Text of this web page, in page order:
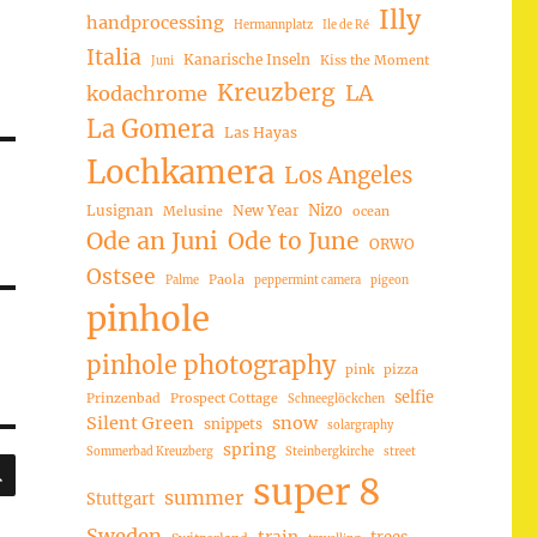
SUCHEN
handprocessing Hermannplatz Ile de Ré Illy
Italia Juni Kanarische Inseln Kiss the Moment
kodachrome Kreuzberg LA
La Gomera Las Hayas
Lochkamera Los Angeles
Lusignan Melusine New Year Nizo ocean
Ode an Juni Ode to June ORWO
Ostsee Palme Paola peppermint camera pigeon
pinhole
pinhole photography pink pizza
Prinzenbad
Prospect Cottage Schneeglöckchen selfie
Silent Green snippets snow
solargraphy
Sommerbad Kreuzberg
spring Steinbergkirche street
Stuttgart summer super 8